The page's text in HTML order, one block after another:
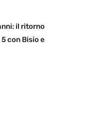
il ritorno
con Bisio e